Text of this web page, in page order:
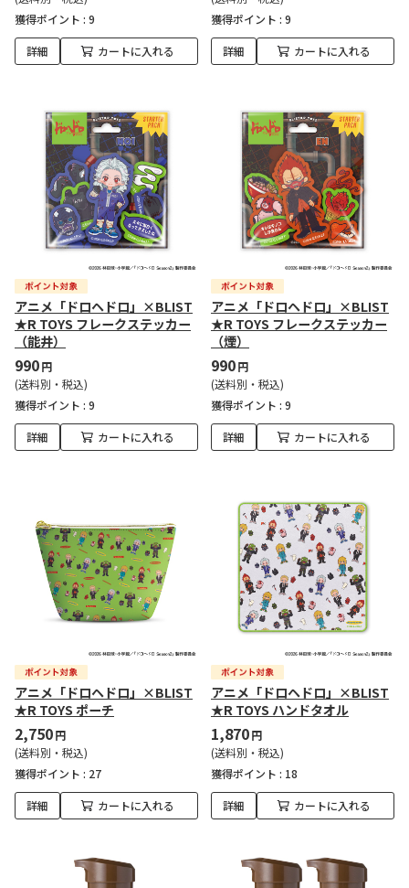
獲得ポイント : 9
詳細 カートに入れる
獲得ポイント : 9
詳細 カートに入れる
アニメ「ドロヘドロ」×BLIST
★R TOYS フレークステッカー
（能井）
990円
(送料別・税込)
獲得ポイント : 9
詳細 カートに入れる
アニメ「ドロヘドロ」×BLIST
★R TOYS フレークステッカー
（煙）
990円
(送料別・税込)
獲得ポイント : 9
詳細 カートに入れる
アニメ「ドロヘドロ」×BLIST
★R TOYS ポーチ
2,750円
(送料別・税込)
獲得ポイント : 27
詳細 カートに入れる
アニメ「ドロヘドロ」×BLIST
★R TOYS ハンドタオル
1,870円
(送料別・税込)
獲得ポイント : 18
詳細 カートに入れる